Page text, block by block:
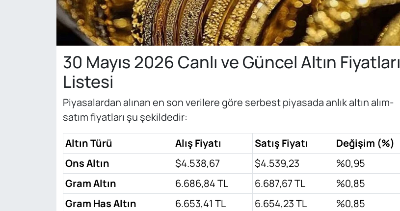
30 Mayıs 2026 Canlı ve Güncel Altın Fiyatları
Listesi
Piyasalardan alınan en son verilere göre serbest piyasada anlık altın alım-
satım fiyatları şu şekildedir:
Altın Türü
Alış Fiyatı Satış Fiyatı
Değişim (%)
Ons Altın
$4.538,67 $4.539,23
%0,95
Gram Altın
6.686,84 TL 6.687,67 TL
%0,85
Gram Has Altın
6.653,41 TL 6.654,23 TL
%0,85